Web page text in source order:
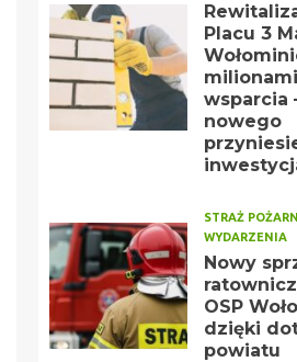
Placu 3
wsparcia
nowego
STRAŻ
WYDARZENIA
Nowy
OSP
dzięki
powiatu